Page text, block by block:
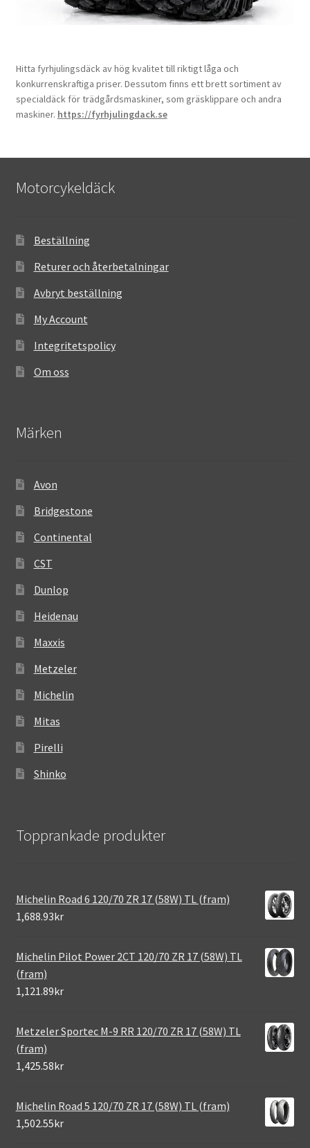
Hitta fyrhjulingsdäck av hög kvalitet till riktigt låga och
konkurrenskraftiga priser. Dessutom finns ett brett sortiment av
specialdäck för trädgårdsmaskiner, som gräsklippare och andra
maskiner. https://fyrhjulingdack.se
Motorcykeldäck
Beställning
Returer och återbetalningar
Avbryt beställning
My Account
Integritetspolicy
Om oss
Märken
Avon
Bridgestone
Continental
CST
Dunlop
Heidenau
Maxxis
Metzeler
Michelin
Mitas
Pirelli
Shinko
Topprankade produkter
Michelin Road 6 120/70 ZR 17 (58W) TL (fram)
1,688.93kr
Michelin Pilot Power 2CT 120/70 ZR 17 (58W) TL
(fram)
1,121.89kr
Metzeler Sportec M-9 RR 120/70 ZR 17 (58W) TL
(fram)
1,425.58kr
Michelin Road 5 120/70 ZR 17 (58W) TL (fram)
1,502.55kr